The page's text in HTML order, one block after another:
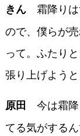
きん霜降りは
ので、僕らが
って。ふたり
張り上げようと
原田 今は霜降
てる気がする